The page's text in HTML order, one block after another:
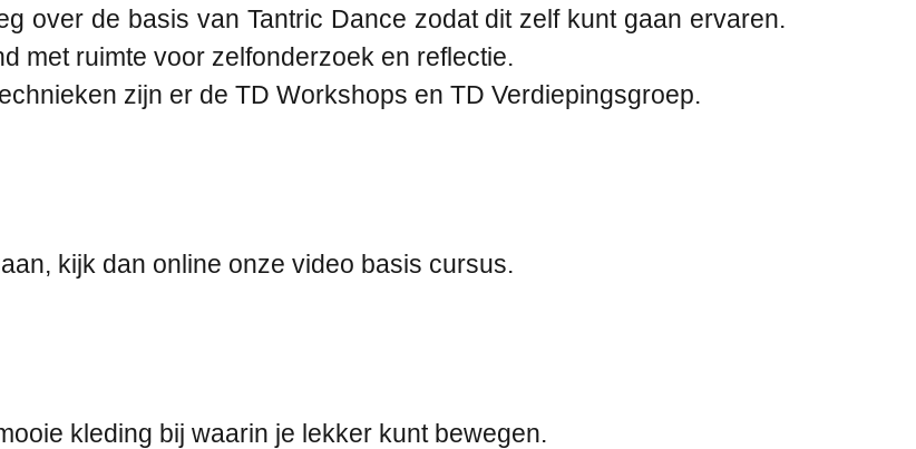
over de basis van Tantric Dance zodat dit zelf kunt gaan ervaren.
met ruimte voor zelfonderzoek en reflectie.
zijn er de TD Workshops en TD Verdiepingsgroep.
kijk dan online onze video basis cursus.
kleding bij waarin je lekker kunt bewegen.